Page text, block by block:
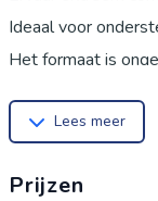
Ideaal voor
Het formaat is
ontspannen
Lees meer
Prijzen